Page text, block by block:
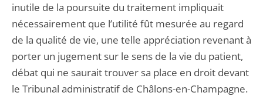
inutile de la poursuite du traitement impliquait
nécessairement que l’utilité fût mesurée au regard
de la qualité de vie, une telle appréciation revenant à
porter un jugement sur le sens de la vie du patient,
débat qui ne saurait trouver sa place en droit devant
le Tribunal administratif de Châlons-en-Champagne.